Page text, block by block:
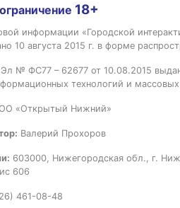
18+
информации «Городской
10 августа 2015 г. в форме
Эл № ФС77 – 62677 от 10.08.2015
технологий и
«Открытый Нижний»
Валерий Прохоров
603000, Нижегородская обл., г.
606
461-08-48